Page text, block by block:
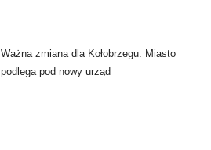
Ważna zmiana dla Kołobrzegu. Miasto
podlega pod nowy urząd